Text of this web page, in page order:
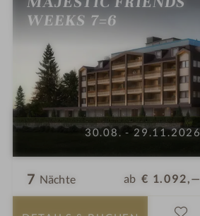
WEEKS 7=6
30.08. - 29.11.2026
7 Nächte ab € 1.092,—